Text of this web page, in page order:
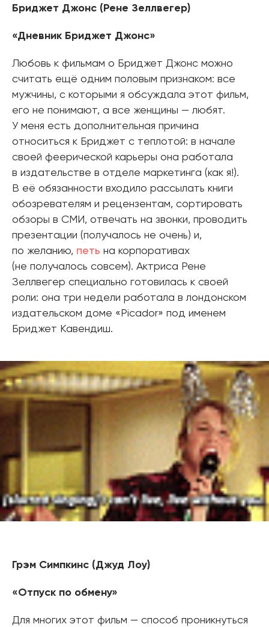
Бриджет Джонс (Рене Зеллвегер)
«Дневник Бриджет Джонс»
Любовь к фильмам о Бриджет Джонс можно
считать ещё одним половым признаком: все
мужчины, с которыми я обсуждала этот фильм,
его не понимают, а все женщины — любят.
У меня есть дополнительная причина
относиться к Бриджет с теплотой: в начале
своей феерической карьеры она работала
в издательстве в отделе маркетинга (как я!).
В её обязанности входило рассылать книги
обозревателям и рецензентам, сортировать
обзоры в СМИ, отвечать на звонки, проводить
презентации (получалось не очень) и,
по желанию, петь на корпоративах
(не получалось совсем). Актриса Рене
Зеллвегер специально готовилась к своей
роли: она три недели работала в лондонском
издательском доме «Picador» под именем
Бриджет Кавендиш.
Грэм Симпкинс (Джуд Лоу)
«Отпуск по обмену»
Для многих этот фильм — способ проникнуться